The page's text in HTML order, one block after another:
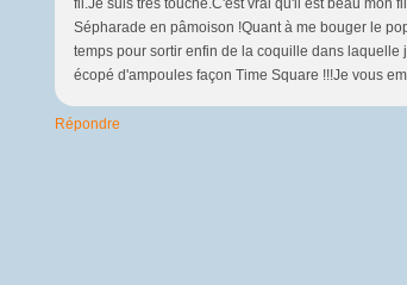
Sépharade en pâmoison !Quant à me bouger le
temps pour sortir enfin de la coquille dans laquelle
écopé d'ampoules façon Time Square !!!Je vous
Répondre